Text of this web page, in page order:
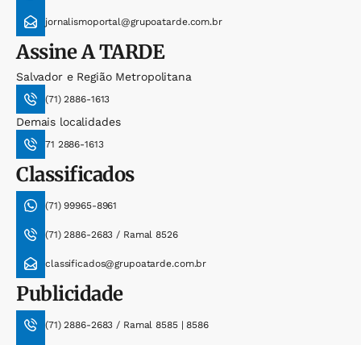
jornalismoportal@grupoatarde.com.br
AssineA TARDE
Salvador e Região Metropolitana
(71) 2886-1613
Demais localidades
71 2886-1613
Classificados
(71) 99965-8961
(71) 2886-2683 / Ramal 8526
classificados@grupoatarde.com.br
Publicidade
(71) 2886-2683 / Ramal 8585 | 8586